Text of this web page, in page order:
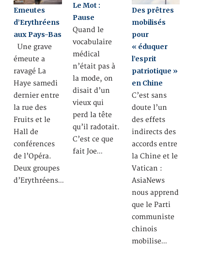
Emeutes
d’Erythréens
aux Pays-Bas
Une grave
émeute a
ravagé La
Haye samedi
dernier entre
la rue des
Fruits et le
Hall de
conférences
de l’Opéra.
Deux groupes
d’Erythréens…
Le Mot :
Pause
Quand le
vocabulaire
médical
n’était pas à
la mode, on
disait d’un
vieux qui
perd la tête
qu’il radotait.
C’est ce que
fait Joe…
Des prêtres
mobilisés
pour
« éduquer
l’esprit
patriotique »
en Chine
C’est sans
doute l’un
des effets
indirects des
accords entre
la Chine et le
Vatican :
AsiaNews
nous apprend
que le Parti
communiste
chinois
mobilise…